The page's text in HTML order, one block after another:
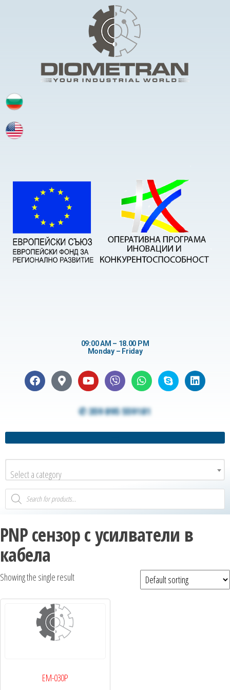
09:00 AM – 18.00 PM
Monday – Friday
✆ 359 895 559181
Select a category
PNP сензор с усилватели в
кабела
Showing the single result
EM-030P